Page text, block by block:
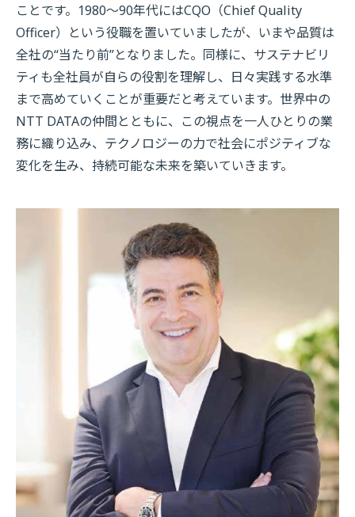
ことです。1980～90年代にはCQO（Chief Quality
Officer）という役職を置いていましたが、いまや品質は
全社の“当たり前”となりました。同様に、サステナビリ
ティも全社員が自らの役割を理解し、日々実践する水準
まで高めていくことが重要だと考えています。世界中の
NTT DATAの仲間とともに、この視点を一人ひとりの業
務に織り込み、テクノロジーの力で社会にポジティブな
変化を生み、持続可能な未来を築いていきます。